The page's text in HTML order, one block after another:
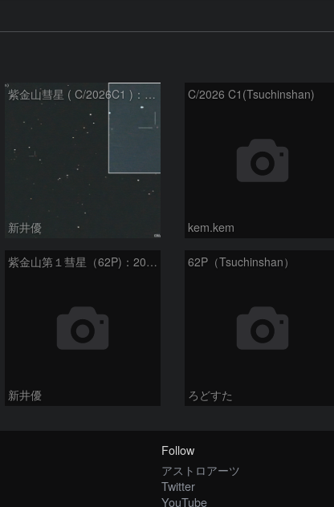
紫金山彗星 ( C/2026C1 )：2026/05/16
新井優
C/2026 C1(Tsuchinshan)
kem.kem
紫金山第１彗星（62P)：2024/05/11
新井優
62P（Tsuchinshan）
ろどすた
Follow
アストロアーツ
Twitter
YouTube